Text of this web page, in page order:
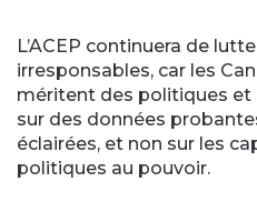
L’ACEP continuera de
irresponsables, car les
méritent des politiques
sur des données
éclairées, et non sur les
politiques au pouvoir.